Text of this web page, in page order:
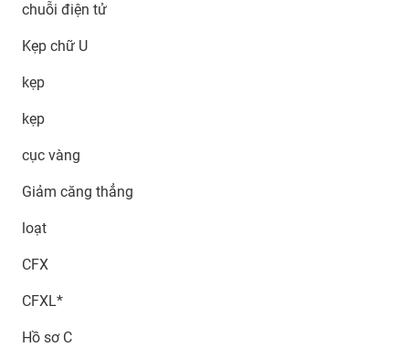
chuỗi điện tử
Kẹp chữ U
kẹp
kẹp
cục vàng
Giảm căng thẳng
loạt
CFX
CFXL*
Hồ sơ C